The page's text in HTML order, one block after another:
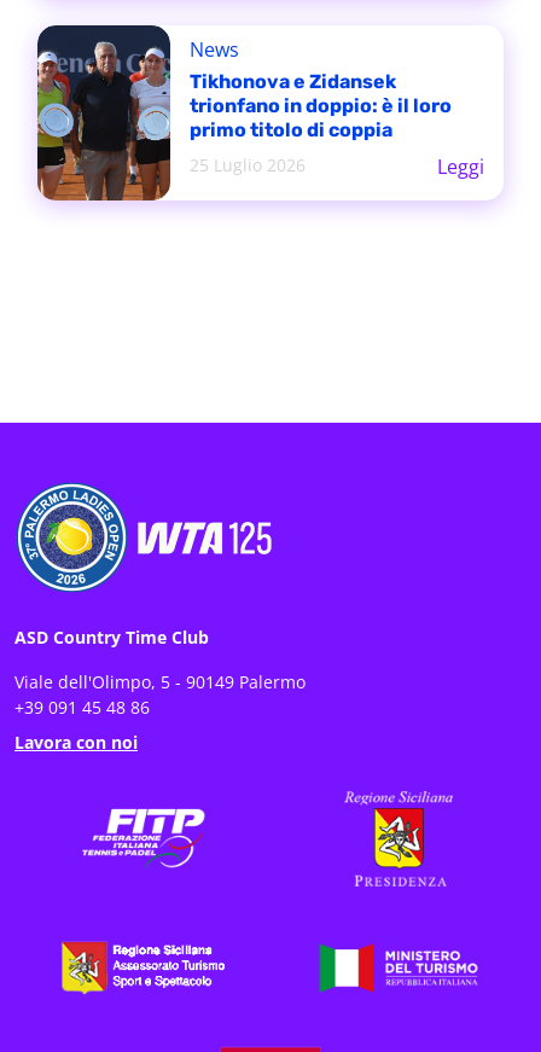
News
Tikhonova e Zidansek
trionfano in doppio: è il loro
primo titolo di coppia
25 Luglio 2026
Leggi
ASD Country Time Club
Viale dell'Olimpo, 5 - 90149 Palermo
+39 091 45 48 86
Lavora con noi